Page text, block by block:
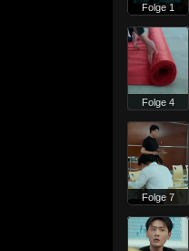
Folge 1
Folge 4
Folge 7